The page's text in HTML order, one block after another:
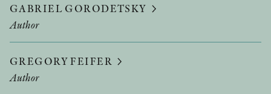
GABRIEL GORODETSKY
Author
GREGORY FEIFER
Author